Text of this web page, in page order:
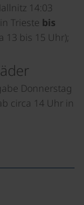
14:03
Trieste bis
13 bis 15 Uhr);
Donnerstag
circa 14 Uhr in